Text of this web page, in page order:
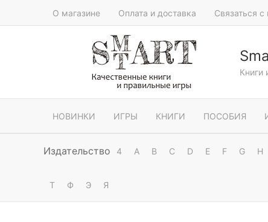
О магазине Оплата и доставка Связаться
Книги
НОВИНКИ ИГРЫ КНИГИ ПОСОБИЯ
Издательство 4 A B C D E F G H
Т Ф Э Я